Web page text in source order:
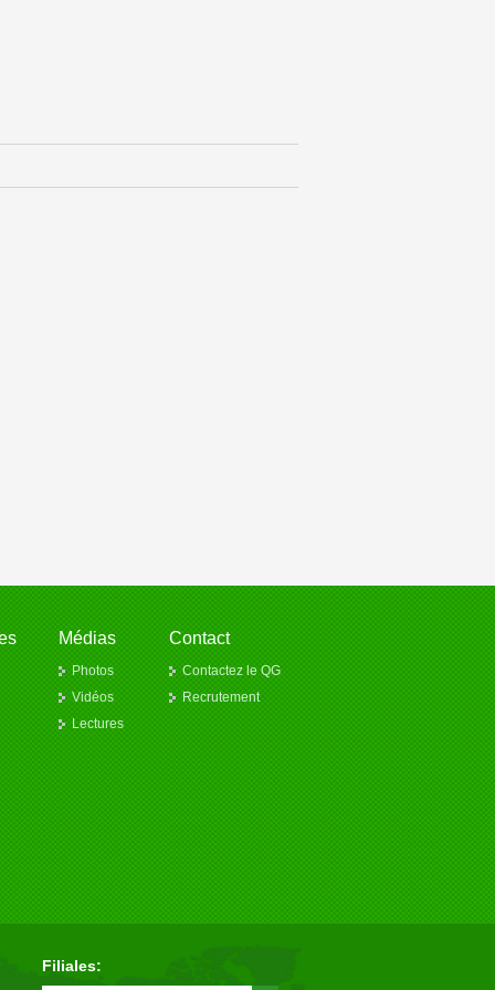
Médias
Photos
Vidéos
Lectures
Contact
Contactez le QG
Recrutement
Filiales: